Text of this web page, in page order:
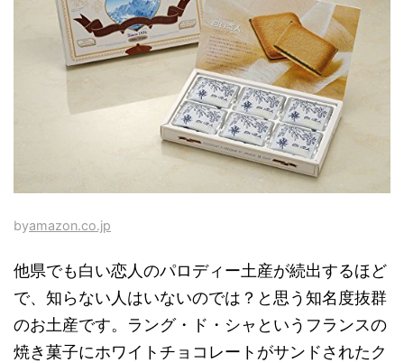
byamazon.co.jp
他県でも白い恋人のパロディー土産が続出するほど
で、知らない人はいないのでは？と思う知名度抜群
のお土産です。ラング・ド・シャというフランスの
焼き菓子にホワイトチョコレートがサンドされたク